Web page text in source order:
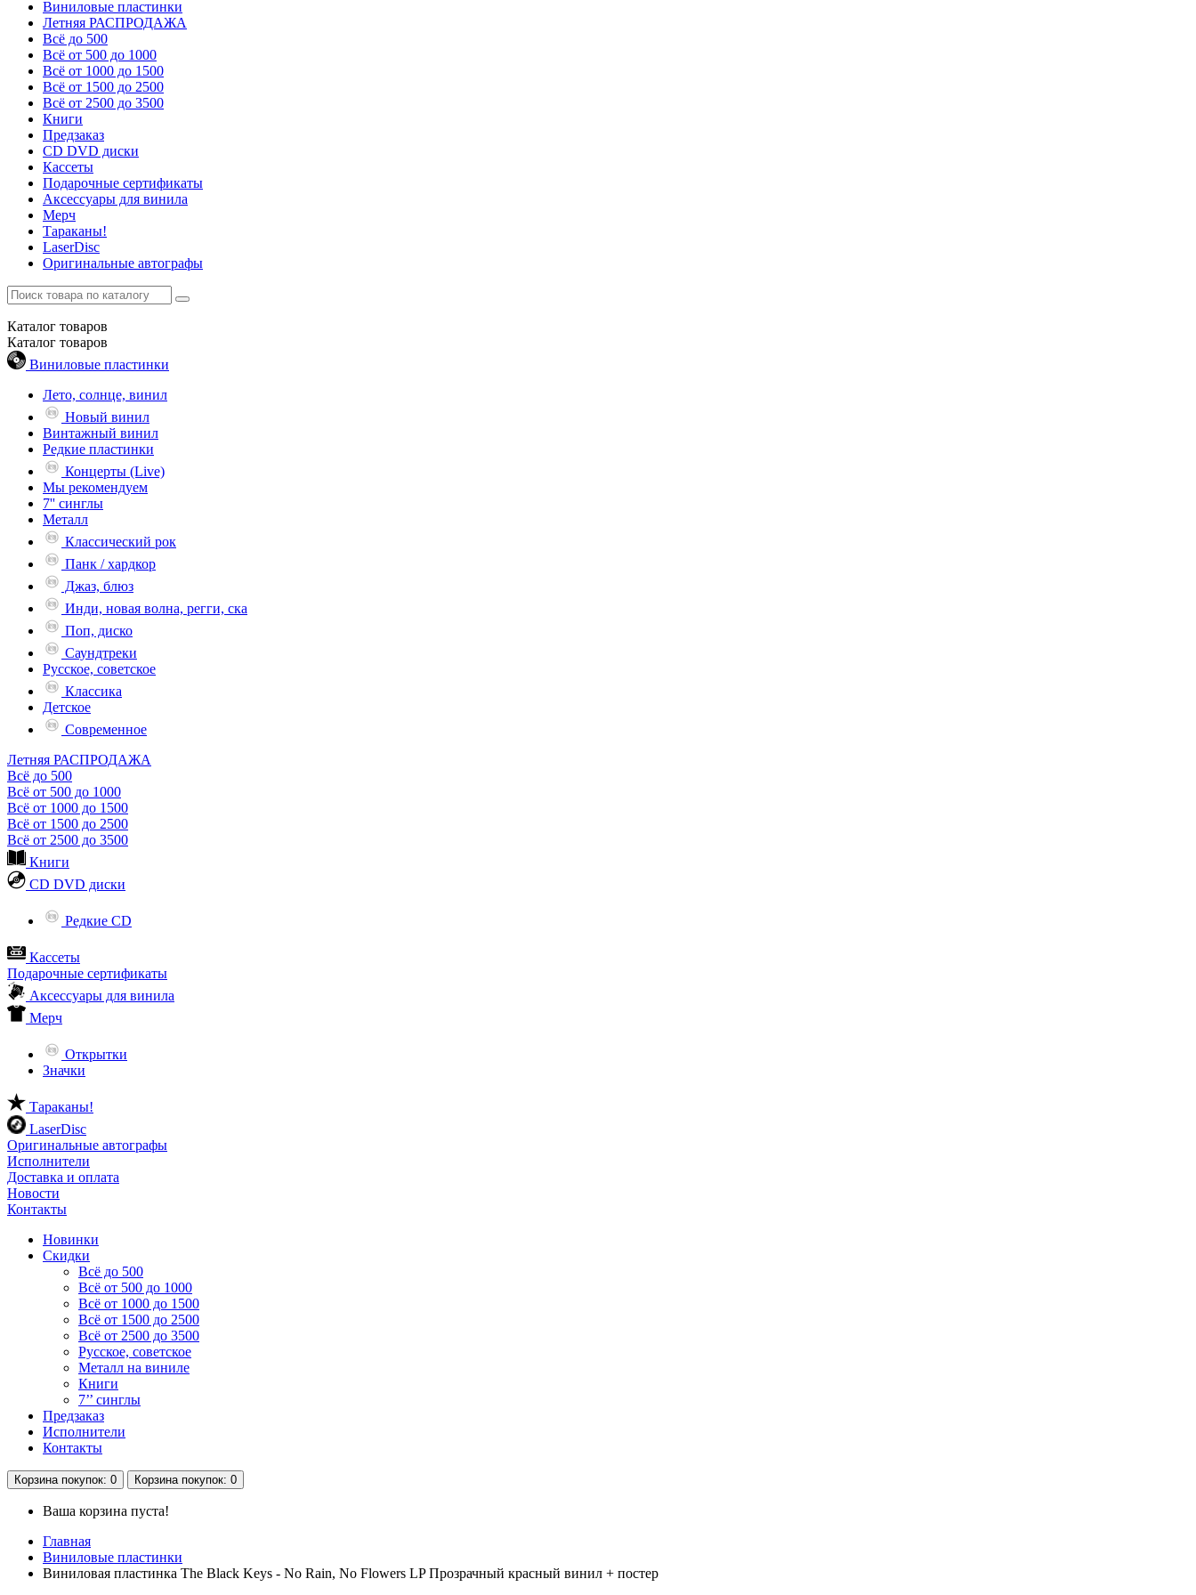
Виниловые пластинки
Летняя РАСПРОДАЖА
Всё до 500
Всё от 500 до 1000
Всё от 1000 до 1500
Всё от 1500 до 2500
Всё от 2500 до 3500
Книги
Предзаказ
CD DVD диски
Кассеты
Подарочные сертификаты
Аксессуары для винила
Мерч
Тараканы!
LaserDisc
Оригинальные автографы
Каталог товаров
Каталог товаров
Виниловые пластинки
Лето, солнце, винил
Новый винил
Винтажный винил
Редкие пластинки
Концерты (Live)
Мы рекомендуем
7'' синглы
Металл
Классический рок
Панк / хардкор
Джаз, блюз
Инди, новая волна, регги, ска
Поп, диско
Саундтреки
Русское, советское
Классика
Детское
Современное
Летняя РАСПРОДАЖА
Всё до 500
Всё от 500 до 1000
Всё от 1000 до 1500
Всё от 1500 до 2500
Всё от 2500 до 3500
Книги
CD DVD диски
Редкие CD
Кассеты
Подарочные сертификаты
Аксессуары для винила
Мерч
Открытки
Значки
Тараканы!
LaserDisc
Оригинальные автографы
Исполнители
Доставка и оплата
Новости
Контакты
Новинки
Скидки
Всё до 500
Всё от 500 до 1000
Всё от 1000 до 1500
Всё от 1500 до 2500
Всё от 2500 до 3500
Русское, советское
Металл на виниле
Книги
7’’ синглы
Предзаказ
Исполнители
Контакты
Корзина покупок: 0 Корзина покупок: 0
Ваша корзина пуста!
Главная
Виниловые пластинки
Виниловая пластинка The Black Keys - No Rain, No Flowers LP Прозрачный красный винил + постер